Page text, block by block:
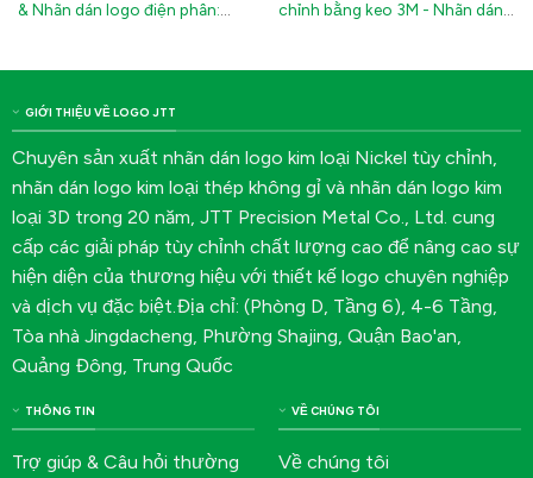
& Nhãn dán logo điện phân:
chỉnh bằng keo 3M - Nhãn dán
GIỚI THIỆU VỀ LOGO JTT
Chuyên sản xuất nhãn dán logo kim loại Nickel tùy chỉnh,
nhãn dán logo kim loại thép không gỉ và nhãn dán logo kim
loại 3D trong 20 năm, JTT Precision Metal Co., Ltd. cung
cấp các giải pháp tùy chỉnh chất lượng cao để nâng cao sự
hiện diện của thương hiệu với thiết kế logo chuyên nghiệp
và dịch vụ đặc biệt.Địa chỉ: (Phòng D, Tầng 6), 4-6 Tầng,
Tòa nhà Jingdacheng, Phường Shajing, Quận Bao'an,
Quảng Đông, Trung Quốc
THÔNG TIN
Trợ giúp & Câu hỏi thường
VỀ CHÚNG TÔI
Về chúng tôi